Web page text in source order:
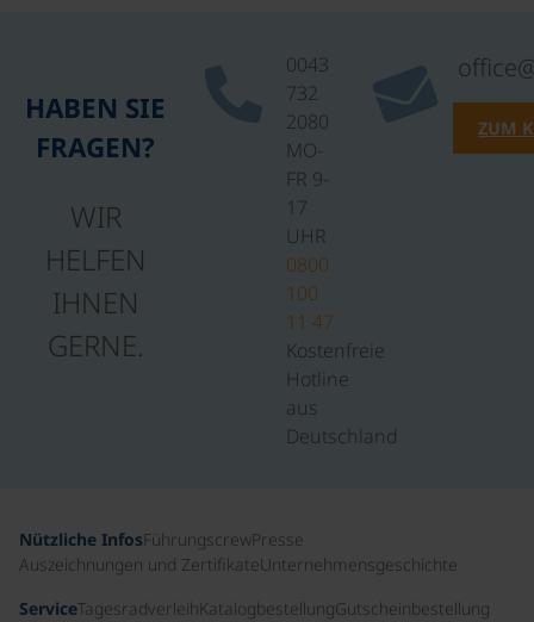
HABEN SIE
FRAGEN?
WIR
HELFEN
IHNEN
GERNE.
0043
732
2080
MO-
FR 9-
17
UHR
0800
100
11 47
Kostenfreie
Hotline
aus
Deutschland
ZUM
Nützliche InfosFührungscrewPresse
Auszeichnungen und ZertifikateUnternehmensgeschichte
ServiceTagesradverleihKatalogbestellungGutscheinbestellung